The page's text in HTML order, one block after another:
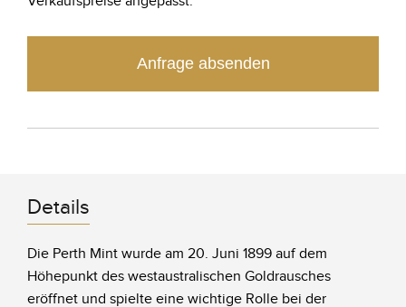
Anfrage absenden
Details
Die Perth Mint wurde am 20. Juni 1899 auf dem
Höhepunkt des westaustralischen Goldrausches
eröffnet und spielte eine wichtige Rolle bei der